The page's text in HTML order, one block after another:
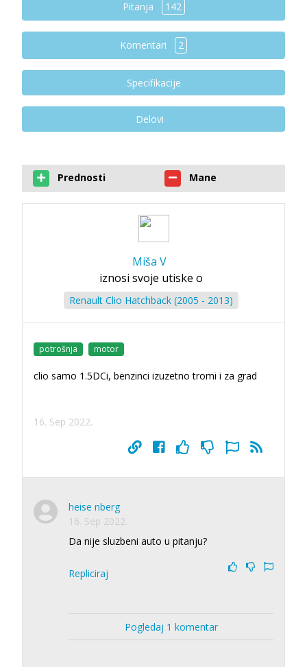
Pitanja 142
Komentari 2
Specifikacije
Delovi
Prednosti Mane
Miša V
iznosi svoje utiske o
Renault Clio Hatchback (2005 - 2013)
potrošnja motor
clio samo 1.5DCi, benzinci izuzetno tromi i za grad
16. Sep 2022.
heise nberg
16. Sep 2022.
Da nije sluzbeni auto u pitanju?
Repliciraj
Pogledaj 1 komentar